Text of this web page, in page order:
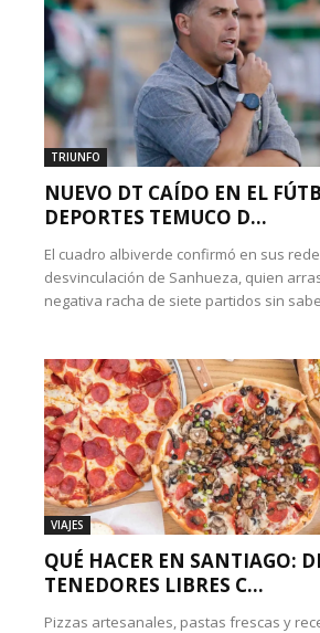
TRIUNFO
NUEVO DT CAÍDO EN EL
DEPORTES TEMUCO D...
El cuadro albiverde confirmó en sus
desvinculación de Sanhueza, quien
negativa racha de siete partidos sin
VIAJES
QUÉ HACER EN SANTIAGO:
TENEDORES LIBRES C...
Pizzas artesanales, pastas frescas y